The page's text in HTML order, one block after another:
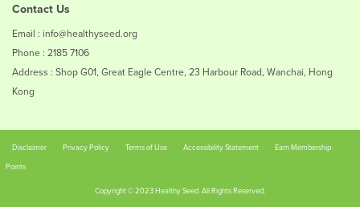
Contact Us
Email : info@healthyseed.org
Phone : 2185 7106
Address : Shop G01, Great Eagle Centre, 23 Harbour Road, Wanchai, Hong
Kong
Disclaimer Privacy Policy Terms of Use Accessibility Statement
Earn Membership
Points
Copyright © 2023 Healthy Seed. All Rights Reserved.